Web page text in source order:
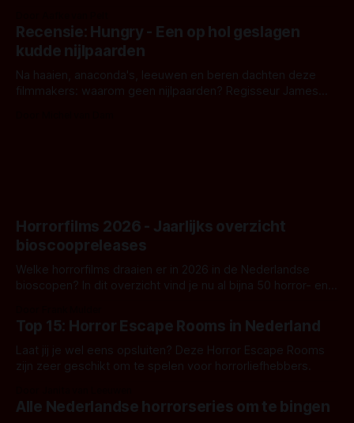
achtergrond, belooft iets kleurrijks maar onheilspellends,
iets ongrijpbaars. En dat maakt De Groen met ieder woord
waar.
Recensie: Hungry - Een op hol geslagen
kudde nijlpaarden
Na haaien, anaconda's, leeuwen en beren dachten deze
filmmakers: waarom geen nijlpaarden? Regisseur James
Horrorfilms 2026 - Jaarlijks overzicht
bioscoopreleases
Welke horrorfilms draaien er in 2026 in de Nederlandse
bioscopen? In dit overzicht vind je nu al bijna 50 horror- en
Top 15: Horror Escape Rooms in Nederland
Laat jij je wel eens opsluiten? Deze Horror Escape Rooms
zijn zeer geschikt om te spelen voor horrorliefhebbers.
Alle Nederlandse horrorseries om te bingen